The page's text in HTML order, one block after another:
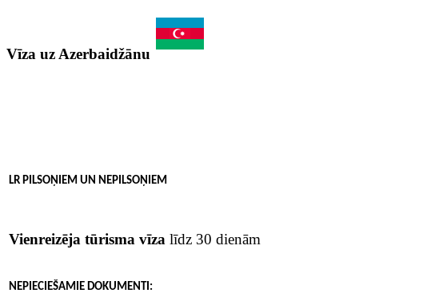
Vīza uz Azerbaidžānu
LR PILSOŅIEM UN NEPILSOŅIEM
Vienreizēja tūrisma vīza līdz 30 dienām
NEPIECIEŠAMIE DOKUMENTI: